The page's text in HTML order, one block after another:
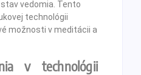
vedomia. Tento
technológii
možnosti v meditácii a
v technológii